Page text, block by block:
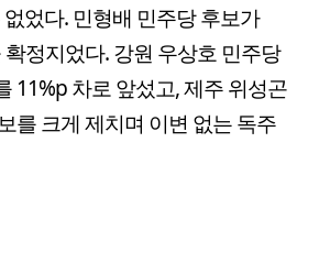
었다. 민형배 민주당 후보가
정지었다. 강원 우상호 민주당
11%p 차로 앞섰고, 제주 위성곤
를 크게 제치며 이변 없는 독주